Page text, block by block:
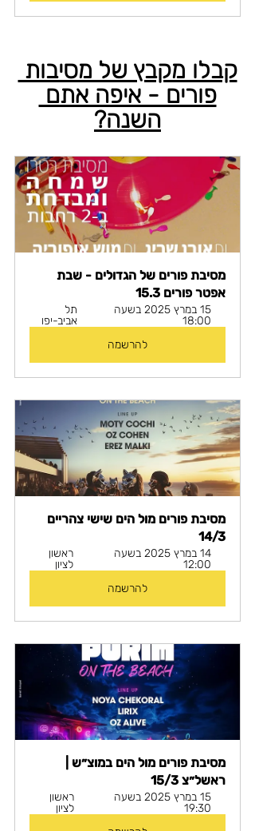
קבלו מקבץ של מסיבות
פורים - איפה אתם
השנה?
מסיבת פורים של הגדולים - שבת
אפטר פורים 15.3
15 במרץ 2025 בשעה
18:00
תל
אביב-יפו
להרשמה
מסיבת פורים מול הים שישי צהריים
14/3
14 במרץ 2025 בשעה
12:00
ראשון
לציון
להרשמה
מסיבת פורים מול הים במוצ״ש |
ראשל״צ 15/3
15 במרץ 2025 בשעה
19:30
ראשון
לציון